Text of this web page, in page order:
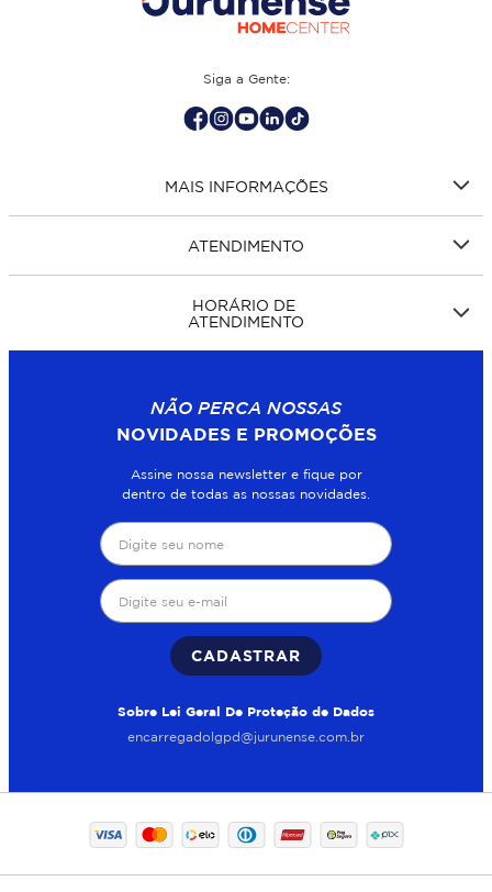
Siga a Gente:
MAIS INFORMAÇÕES
ATENDIMENTO
HORÁRIO DE
ATENDIMENTO
NÃO PERCA NOSSAS
NOVIDADES E PROMOÇÕES
Assine nossa newsletter e fique por
dentro de todas as nossas novidades.
CADASTRAR
Sobre Lei Geral De Proteção de Dados
encarregadolgpd@jurunense.com.br